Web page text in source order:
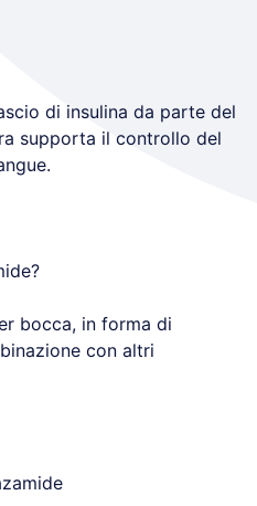
di insulina da parte del
supporta il controllo del
bocca, in forma di
con altri